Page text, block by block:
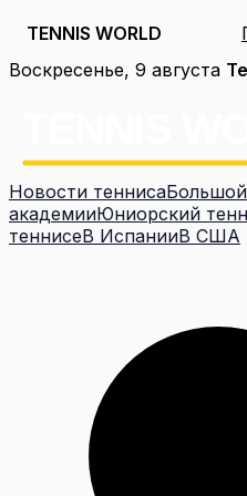
TENNIS WORLD
Перейти
Воскресенье, 9 августа
Новости тенниса
академииЮниорский
теннисеВ ИспанииВ США